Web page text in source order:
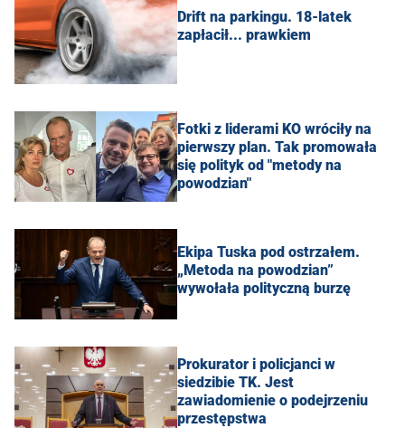
Drift na parkingu. 18-latek
zapłacił... prawkiem
Fotki z liderami KO wróciły na
pierwszy plan. Tak promowała
się polityk od "metody na
powodzian"
Ekipa Tuska pod ostrzałem.
„Metoda na powodzian”
wywołała polityczną burzę
Prokurator i policjanci w
siedzibie TK. Jest
zawiadomienie o podejrzeniu
przestępstwa